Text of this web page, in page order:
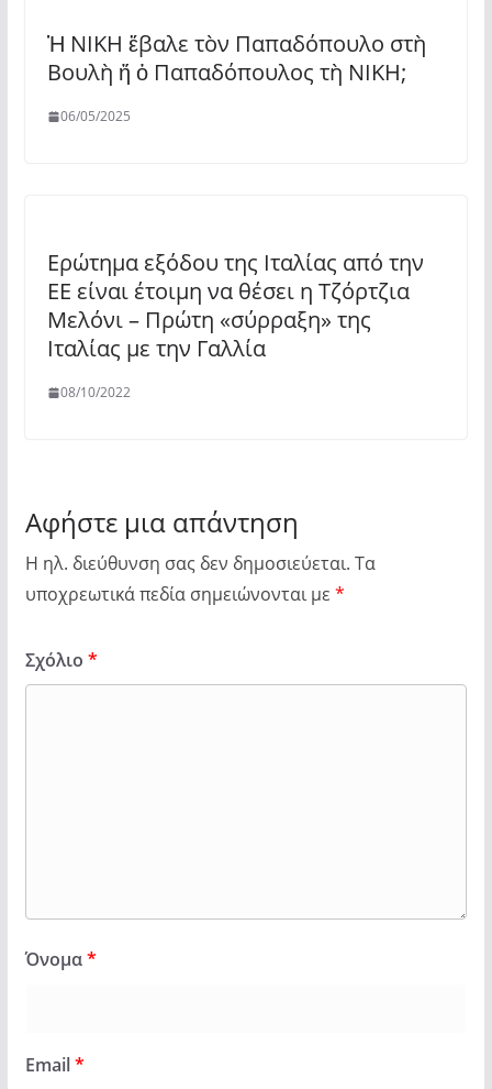
Ἡ ΝΙΚΗ ἔβαλε τὸν Παπαδόπουλο στὴ
Βουλὴ ἤ ὁ Παπαδόπουλος τὴ ΝΙΚΗ;
06/05/2025
Ερώτημα εξόδου της Ιταλίας από την
ΕΕ είναι έτοιμη να θέσει η Τζόρτζια
Μελόνι – Πρώτη «σύρραξη» της
Ιταλίας με την Γαλλία
08/10/2022
Αφήστε μια απάντηση
Η ηλ. διεύθυνση σας δεν δημοσιεύεται. Τα
υποχρεωτικά πεδία σημειώνονται με *
Σχόλιο *
Όνομα*
Email*